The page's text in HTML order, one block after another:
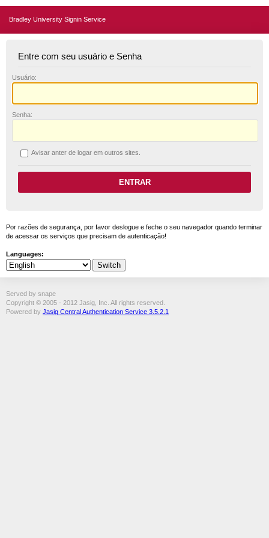
Bradley University Signin Service
Entre com seu usuário e Senha
Usuário:
Senha:
Avisar anter de logar em outros sites.
Por razões de segurança, por favor deslogue e feche o seu navegador quando terminar
de acessar os serviços que precisam de autenticação!
Languages:
Served by snape
Copyright © 2005 - 2012 Jasig, Inc. All rights reserved.
Powered by Jasig Central Authentication Service 3.5.2.1